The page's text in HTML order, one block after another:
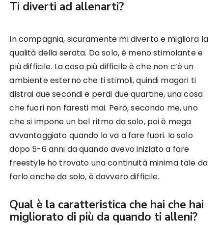
Ti diverti ad allenarti?
In compagnia, sicuramente mi diverto e migliora la
qualità della serata. Da solo, è meno stimolante e
più difficile. La cosa più difficile è che non c’è un
ambiente esterno che ti stimoli, quindi magari ti
distrai due secondi e perdi due quartine, una cosa
che fuori non faresti mai. Però, secondo me, uno
che si impone un bel ritmo da solo, poi è mega
avvantaggiato quando lo va a fare fuori. Io solo
dopo 5-6 anni da quando avevo iniziato a fare
freestyle ho trovato una continuità minima tale da
farlo anche da solo, è davvero difficile.
Qual è la caratteristica che hai che hai
migliorato di più da quando ti alleni?